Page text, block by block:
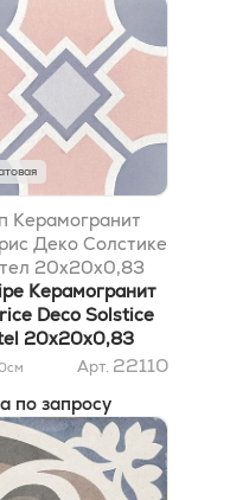
Керамогранит
Деко Солстике
20x20x0,83
Керамогранит
Deco Solstice
20x20x0,83
см Арт. 22110
по запросу